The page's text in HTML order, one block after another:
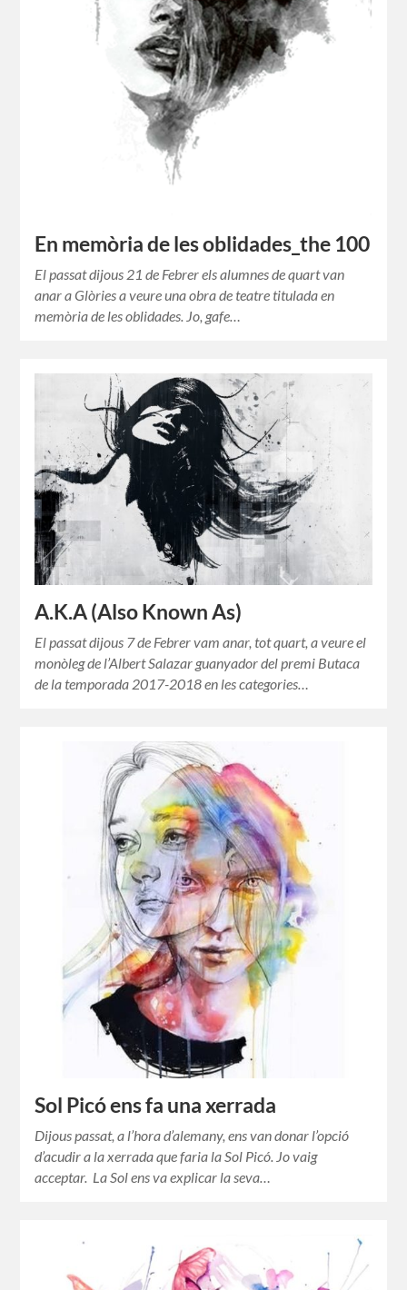
En memòria de les oblidades_the 100
El passat dijous 21 de Febrer els alumnes de quart van
anar a Glòries a veure una obra de teatre titulada en
memòria de les oblidades. Jo, gafe…
A.K.A (Also Known As)
El passat dijous 7 de Febrer vam anar, tot quart, a veure el
monòleg de l’Albert Salazar guanyador del premi Butaca
de la temporada 2017-2018 en les categories…
Sol Picó ens fa una xerrada
Dijous passat, a l’hora d’alemany, ens van donar l’opció
d’acudir a la xerrada que faria la Sol Picó. Jo vaig
acceptar. La Sol ens va explicar la seva…